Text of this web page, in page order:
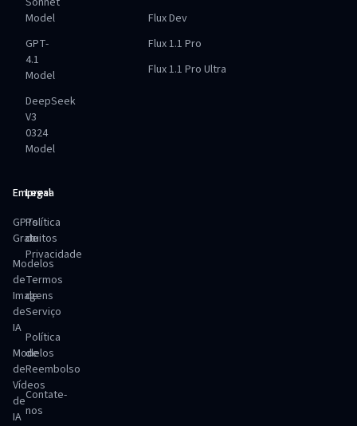
Model
GPT-
4.1
Model
DeepSeek
V3
0324
Model
Flux Dev
Flux 1.1 Pro
Flux 1.1 Pro Ultra
Empresa
GPTs
Gratuitos
Modelos
de
Imagens
de
IA
Modelos
de
Vídeos
de
IA
Legal
Política
de
Privacidade
Termos
de
Serviço
Política
de
Reembolso
Contate-
nos